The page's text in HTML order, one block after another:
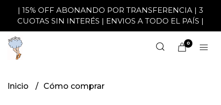
| 15% OFF ABONANDO POR TRANSFERENCIA | 3
CUOTAS SIN INTERÉS | ENVIOS A TODO EL PAÍS |
0
Inicio Cómo comprar